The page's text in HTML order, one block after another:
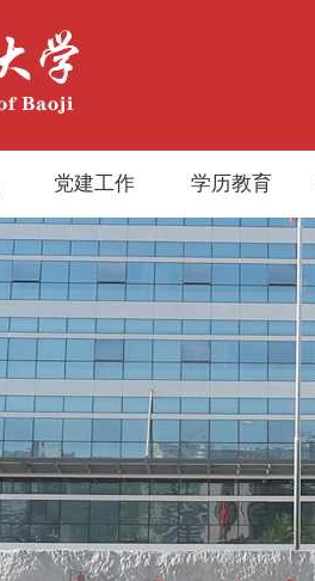
党建工作 学历教育